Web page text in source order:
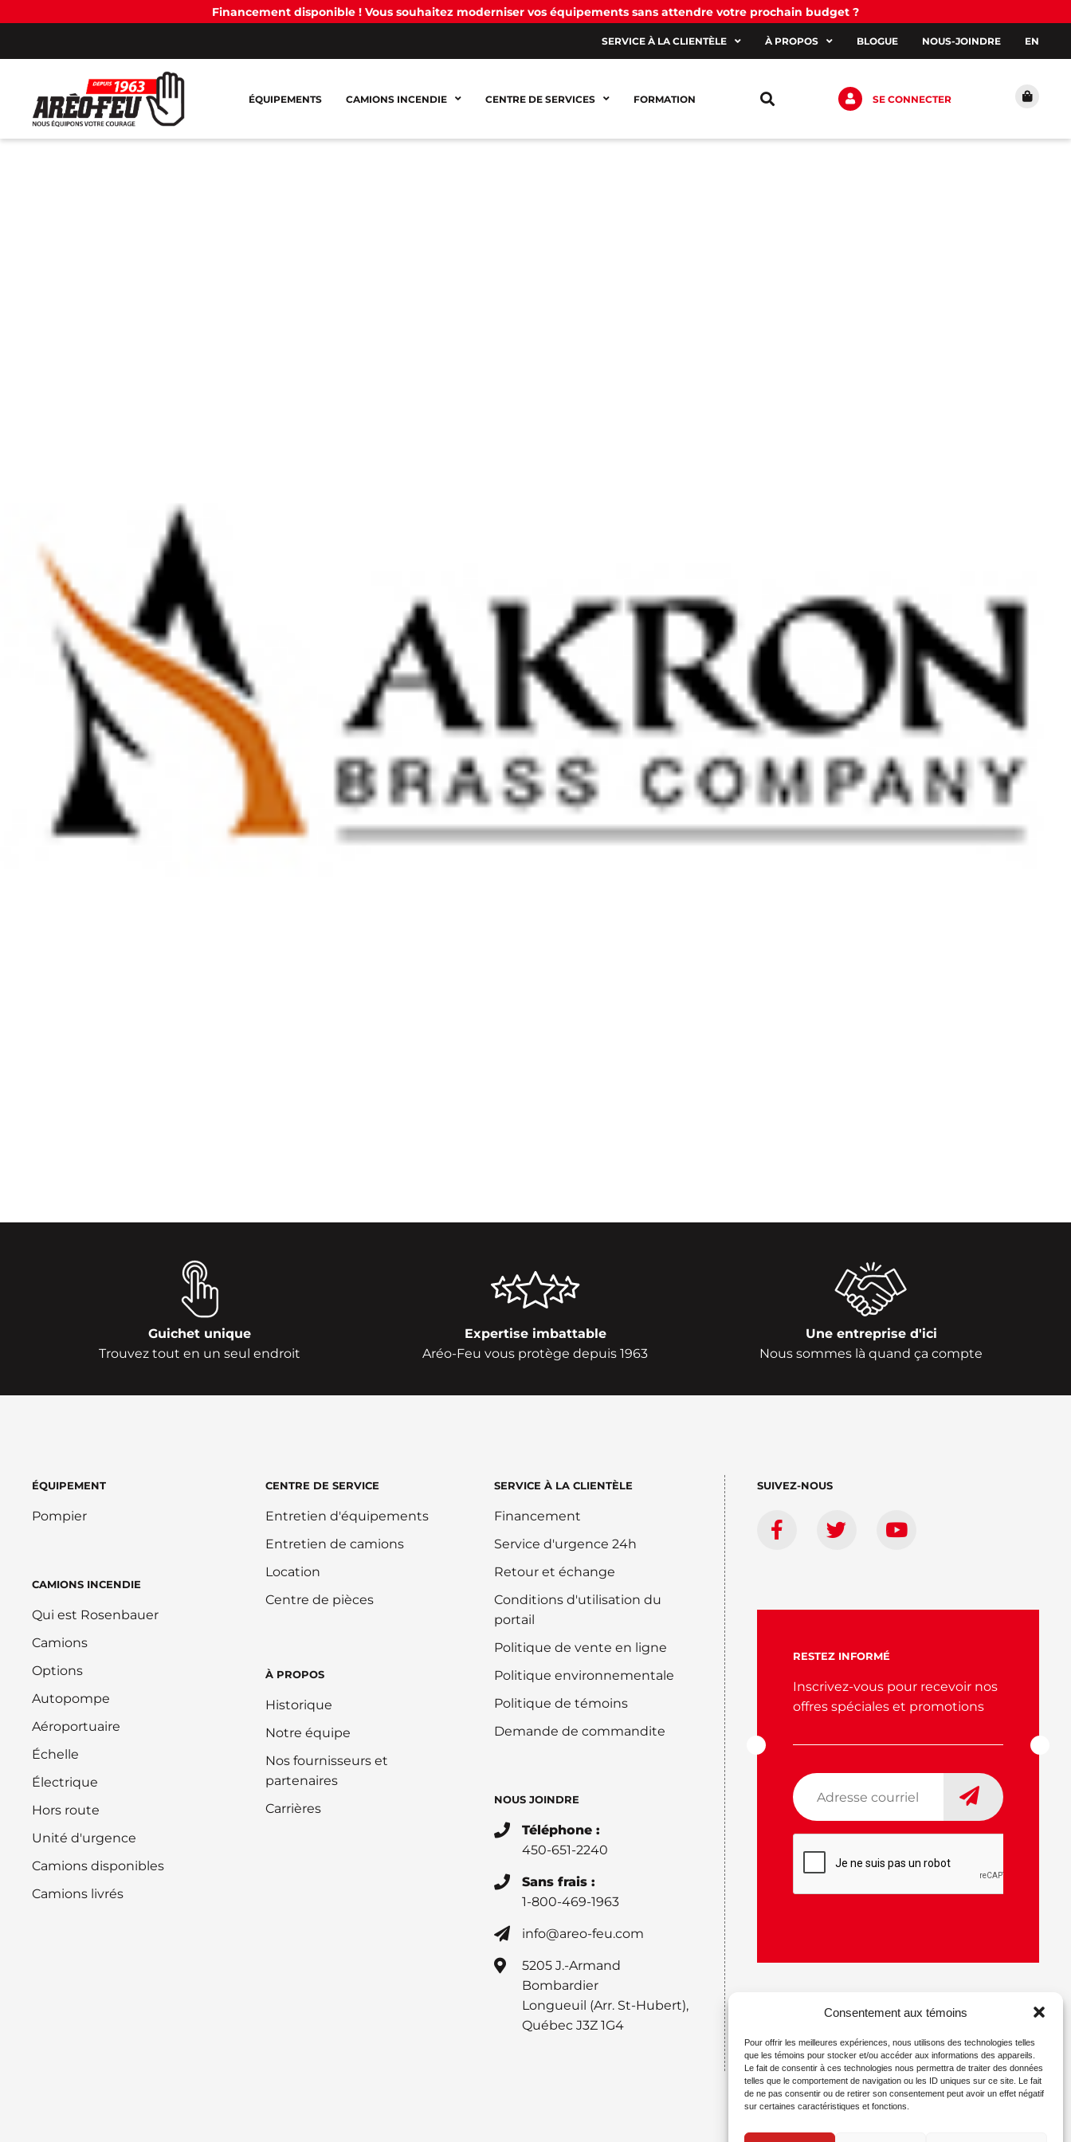
Consentement aux témoins
Pour offrir les meilleures expériences, nous utilisons des technologies telles
que les témoins pour stocker et/ou accéder aux informations des appareils.
Le fait de consentir à ces technologies nous permettra de traiter des données
telles que le comportement de navigation ou les ID uniques sur ce site. Le fait
de ne pas consentir ou de retirer son consentement peut avoir un effet négatif
sur certaines caractéristiques et fonctions.
Financement disponible ! Vous souhaitez moderniser vos équipements sans attendre votre prochain budget ?
SERVICE À LA CLIENTÈLE À PROPOS BLOGUE NOUS-JOINDRE EN
ÉQUIPEMENTS CAMIONS INCENDIE CENTRE DE SERVICES FORMATION SE CONNECTER
Guichet unique
Trouvez tout en un seul endroit
Expertise imbattable
Aréo-Feu vous protège depuis 1963
Une entreprise d'ici
Nous sommes là quand ça compte
ÉQUIPEMENT
Pompier
CAMIONS INCENDIE
Qui est Rosenbauer
Camions
Options
Autopompe
Aéroportuaire
Échelle
Électrique
Hors route
Unité d'urgence
Camions disponibles
Camions livrés
CENTRE DE SERVICE
Entretien d'équipements
Entretien de camions
Location
Centre de pièces
À PROPOS
Historique
Notre équipe
Nos fournisseurs et
partenaires
Carrières
SERVICE À LA CLIENTÈLE
Financement
Service d'urgence 24h
Retour et échange
Conditions d'utilisation du
portail
Politique de vente en ligne
Politique environnementale
Politique de témoins
Demande de commandite
NOUS JOINDRE
Téléphone :
450-651-2240
Sans frais :
1-800-469-1963
info@areo-feu.com
5205 J.-Armand
Bombardier
Longueuil (Arr. St-Hubert),
Québec J3Z 1G4
SUIVEZ-NOUS
RESTEZ INFORMÉ
Inscrivez-vous pour recevoir nos
offres spéciales et promotions
Adresse
courriel